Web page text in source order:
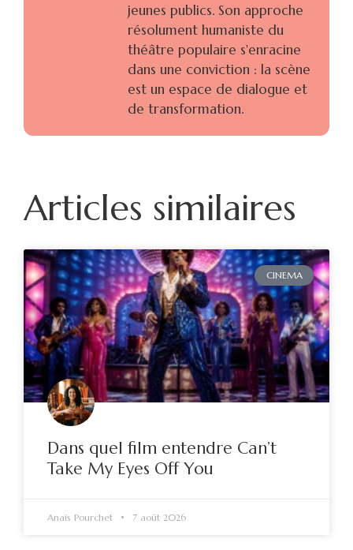
jeunes publics. Son approche
résolument humaniste du
théâtre populaire s'enracine
dans une conviction : la scène
est un espace de dialogue et
de transformation.
Articles similaires
CINEMA
Dans quel film entendre Can’t
Take My Eyes Off You
Anaïs Pourchet 7 août 2026